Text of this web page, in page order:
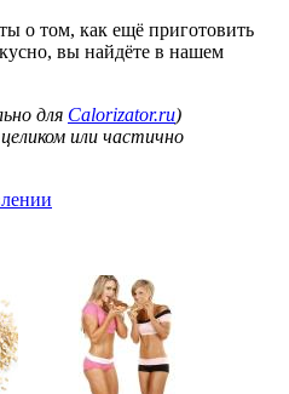
о том, как ещё приготовить
вы найдёте в нашем
для Calorizator.ru)
или частично